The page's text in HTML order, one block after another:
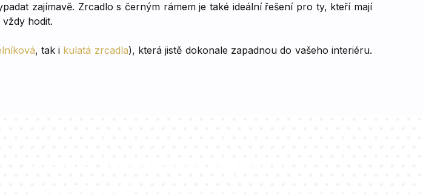
zajímavě. Zrcadlo s černým rámem je také ideální řešení pro ty, kteří mají
hodit.
, tak i kulatá zrcadla), která jistě dokonale zapadnou do vašeho interiéru.